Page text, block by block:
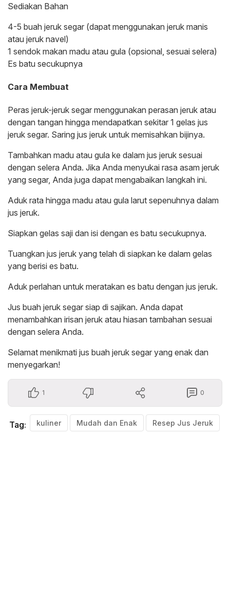
Sediakan Bahan
4-5 buah jeruk segar (dapat menggunakan jeruk manis
atau jeruk navel)
1 sendok makan madu atau gula (opsional, sesuai selera)
Es batu secukupnya
Cara Membuat
Peras jeruk-jeruk segar menggunakan perasan jeruk atau
dengan tangan hingga mendapatkan sekitar 1 gelas jus
jeruk segar. Saring jus jeruk untuk memisahkan bijinya.
Tambahkan madu atau gula ke dalam jus jeruk sesuai
dengan selera Anda. Jika Anda menyukai rasa asam jeruk
yang segar, Anda juga dapat mengabaikan langkah ini.
Aduk rata hingga madu atau gula larut sepenuhnya dalam
jus jeruk.
Siapkan gelas saji dan isi dengan es batu secukupnya.
Tuangkan jus jeruk yang telah di siapkan ke dalam gelas
yang berisi es batu.
Aduk perlahan untuk meratakan es batu dengan jus jeruk.
Jus buah jeruk segar siap di sajikan. Anda dapat
menambahkan irisan jeruk atau hiasan tambahan sesuai
dengan selera Anda.
Selamat menikmati jus buah jeruk segar yang enak dan
menyegarkan!
1 0
Tag: kuliner Mudah dan Enak Resep Jus Jeruk